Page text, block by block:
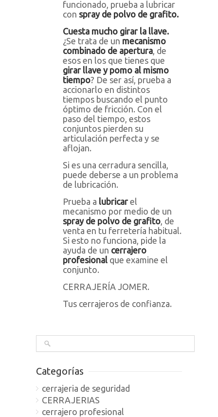
funcionado, prueba a lubricar
con spray de polvo de grafito.
Cuesta mucho girar la llave.
¿Se trata de un mecanismo
combinado de apertura , de
esos en los que tienes que
girar llave y pomo al mismo
tiempo? De ser así, prueba a
accionarlo en distintos
tiempos buscando el punto
óptimo de fricción. Con el
paso del tiempo, estos
conjuntos pierden su
articulación perfecta y se
aflojan.
Si es una cerradura sencilla,
puede deberse a un problema
de lubricación.
Prueba a lubricar el
mecanismo por medio de un
spray de polvo de grafito , de
venta en tu ferretería habitual.
Si esto no funciona, pide la
ayuda de un cerrajero
profesional que examine el
conjunto.
CERRAJERÍA JOMER.
Tus cerrajeros de confianza.
Categorías
cerrajeria de seguridad
CERRAJERIAS
cerrajero profesional